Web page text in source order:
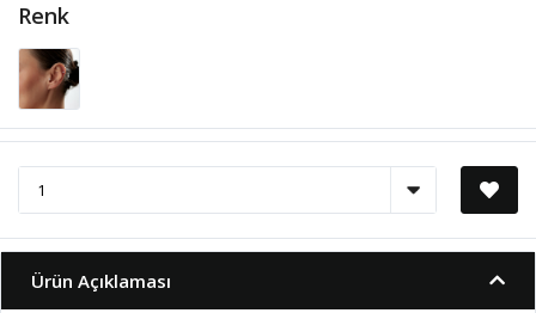
Renk
Ürün Açıklaması